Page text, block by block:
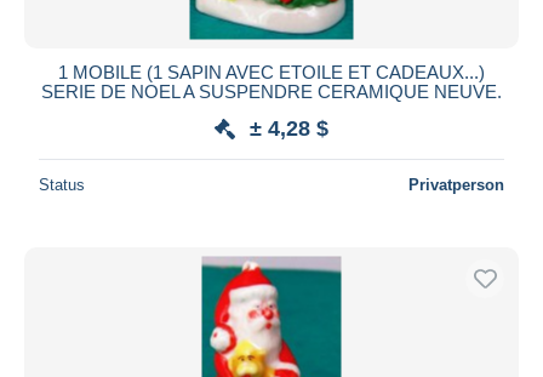
1 MOBILE (1 SAPIN AVEC ETOILE ET CADEAUX...)
SERIE DE NOEL A SUSPENDRE CERAMIQUE NEUVE.
± 4,28 $
Status Privatperson